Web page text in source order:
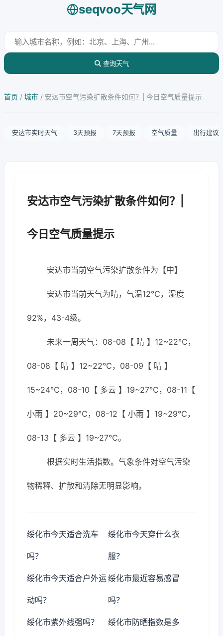
seqvoo天气网
查询天气
首页 / 城市 / 安达市空气污染扩散条件如何？| 今日空气质量提示
安达市实时天气 3天预报 7天预报 空气质量 出行建议
安达市空气污染扩散条件如何？|
今日空气质量提示
安达市当前空气污染扩散条件为【中】
安达市当前天气为晴，气温12℃，湿度
92%，43-4级。
未来一周天气：08-08【 晴 】12~22℃，
08-08【 晴 】12~22℃，08-09【 晴 】
15~24℃，08-10【 多云 】19~27℃，08-11【
小雨 】20~29℃，08-12【 小雨 】19~29℃，
08-13【 多云 】19~27℃。
根据实时生活指数。气象条件对空气污染
物稀释、扩散和清除无明显影响。
绥化市今天适合洗车
吗？
绥化市今天穿什么衣
服？
绥化市今天适合户外运
动吗？
绥化市最近容易感冒
吗？
绥化市紫外线强吗？ 绥化市防晒指数是多